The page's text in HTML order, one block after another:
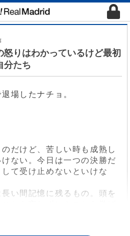
りはわかっているけど最初
分たち
場したナチョ。
だけど、苦しい時も成熟し
ない。今日は一つの決勝だ
て受け止めないといけな
い間記憶に残るもの。頭を